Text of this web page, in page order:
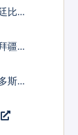
比索
疆马
斯元